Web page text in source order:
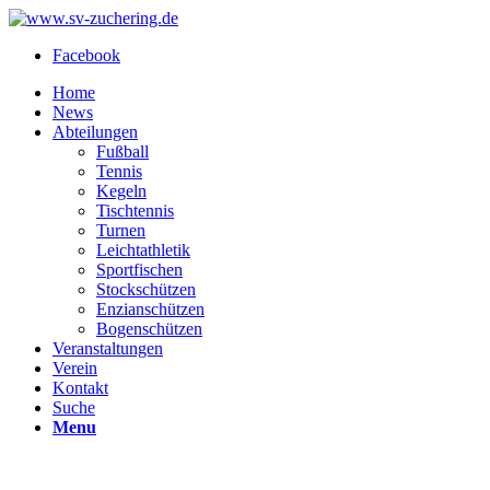
Facebook
Home
News
Abteilungen
Fußball
Tennis
Kegeln
Tischtennis
Turnen
Leichtathletik
Sportfischen
Stockschützen
Enzianschützen
Bogenschützen
Veranstaltungen
Verein
Kontakt
Suche
Menu